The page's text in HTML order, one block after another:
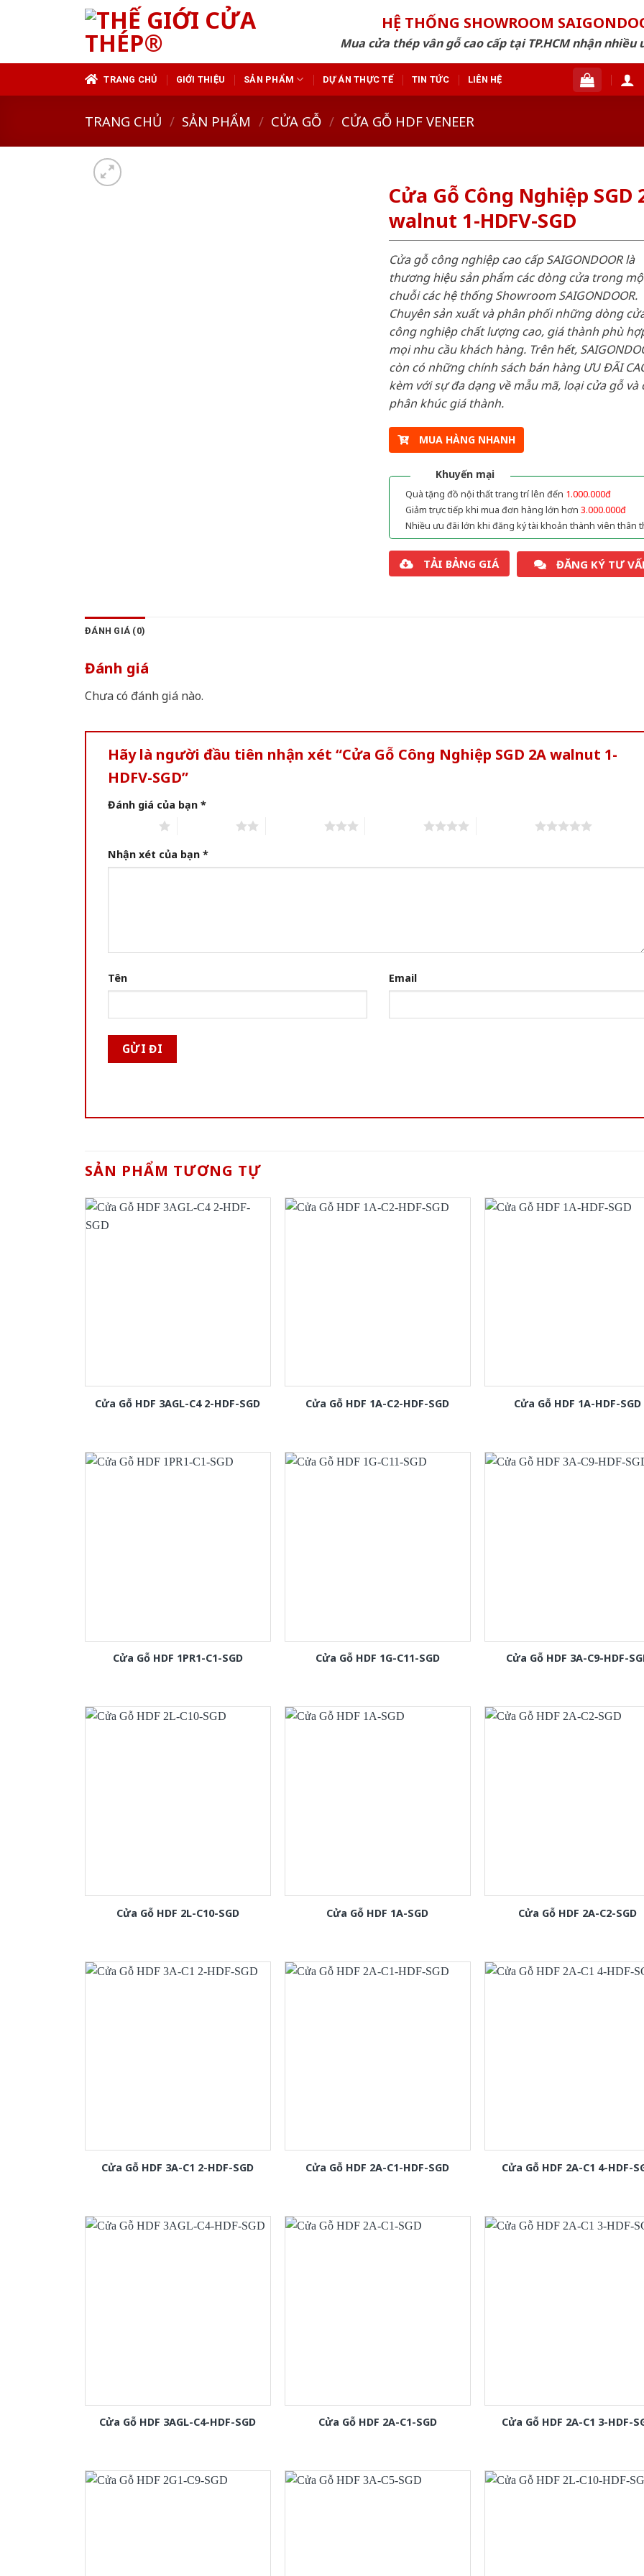
HỆ THỐNG SHOWROOM
Mua cửa thép vân gỗ cao cấp tại TP.HCM nhận nhiều
TRANG CHỦ GIỚI THIỆU SẢN PHẨM DỰ ÁN THỰC TẾ TIN TỨC LIÊN HỆ
TRANG CHỦ / SẢN PHẨM / CỬA GỖ / CỬA GỖ HDF VENEER
Cửa Gỗ Công Nghiệp SGD
walnut 1-HDFV-SGD
Cửa gỗ công nghiệp cao cấp SAIGONDOOR là
thương hiệu sản phẩm các dòng cửa trong
chuỗi các hệ thống Showroom SAIGONDOOR.
Chuyên sản xuất và phân phối những dòng
công nghiệp chất lượng cao, giá thành phù
mọi nhu cầu khách hàng. Trên hết,
còn có những chính sách bán hàng ƯU ĐÃI
kèm với sự đa dạng về mẫu mã, loại cửa gỗ và
phân khúc giá thành.
MUA HÀNG NHANH
Khuyến mại
Quà tặng đồ nội thất trang trí lên đến 1.000.000đ
Giảm trực tiếp khi mua đơn hàng lớn hơn 3.000.000đ
Nhiều ưu đãi lớn khi đăng ký tài khoản thành viên thân
TẢI BẢNG GIÁ ĐĂNG KÝ TƯ
ĐÁNH GIÁ (0)
Đánh giá
Chưa có đánh giá nào.
Hãy là người đầu tiên nhận xét “Cửa Gỗ Công Nghiệp SGD 2A walnut 1-
HDFV-SGD”
Đánh giá của bạn *
Nhận xét của bạn *
Tên Email
SẢN PHẨM TƯƠNG TỰ
Cửa Gỗ HDF 3AGL-C4 2-HDF-SGD Cửa Gỗ HDF 1A-C2-HDF-SGD Cửa Gỗ HDF 1A-HDF-SGD
Cửa Gỗ HDF 1PR1-C1-SGD Cửa Gỗ HDF 1G-C11-SGD Cửa Gỗ HDF 3A-C9-HDF-
Cửa Gỗ HDF 2L-C10-SGD Cửa Gỗ HDF 1A-SGD Cửa Gỗ HDF 2A-C2-SGD
Cửa Gỗ HDF 3A-C1 2-HDF-SGD Cửa Gỗ HDF 2A-C1-HDF-SGD Cửa Gỗ HDF 2A-C1 4-HDF-
Cửa Gỗ HDF 3AGL-C4-HDF-SGD Cửa Gỗ HDF 2A-C1-SGD Cửa Gỗ HDF 2A-C1 3-HDF-